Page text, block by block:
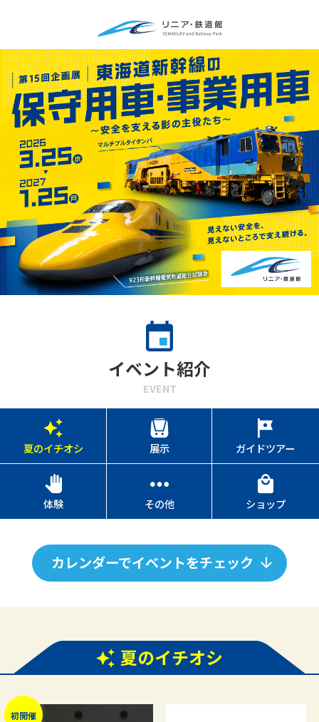
イベント紹介
EVENT
夏のイチオシ 展示 ガイドツアー
体験 その他 ショップ
カレンダーでイベントをチェック
夏のイチオシ
初開催